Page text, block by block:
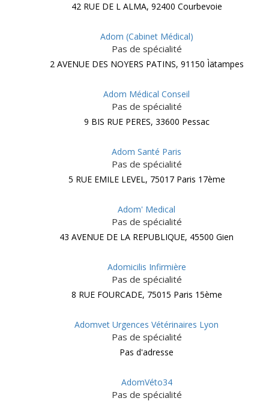
42 RUE DE L ALMA, 92400 Courbevoie
Adom (Cabinet Médical)
Pas de spécialité
2 AVENUE DES NOYERS PATINS, 91150 Ìätampes
Adom Médical Conseil
Pas de spécialité
9 BIS RUE PERES, 33600 Pessac
Adom Santé Paris
Pas de spécialité
5 RUE EMILE LEVEL, 75017 Paris 17ème
Adom' Medical
Pas de spécialité
43 AVENUE DE LA REPUBLIQUE, 45500 Gien
Adomicilis Infirmière
Pas de spécialité
8 RUE FOURCADE, 75015 Paris 15ème
Adomvet Urgences Vétérinaires Lyon
Pas de spécialité
Pas d'adresse
AdomVéto34
Pas de spécialité